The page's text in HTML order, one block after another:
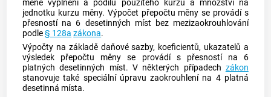
měně vyplnění a podílu použitého kurzu a množství na
jednotku kurzu měny. Výpočet přepočtu měny se provádí s
přesností na 6 desetinných míst bez mezizaokrouhlování
podle§ 128a zákona.
Výpočty na základě daňové sazby, koeficientů, ukazatelů a
výsledek přepočtu měny se provádí s přesností na 6
platných desetinných míst. V některých případech zákon
stanovuje také speciální úpravu zaokrouhlení na 4 platná
desetinná místa.